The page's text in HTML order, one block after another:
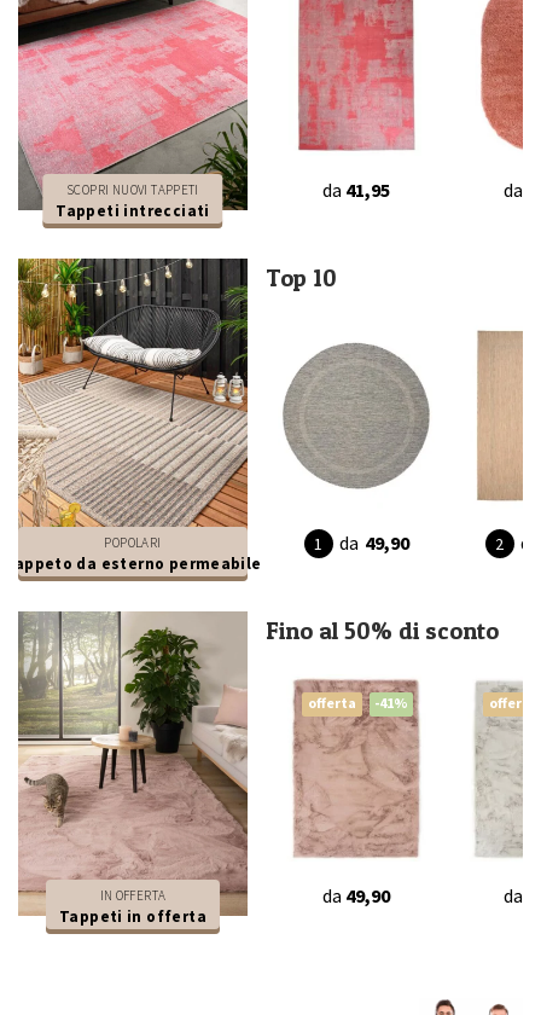
SCOPRI NUOVI TAPPETI
Tappeti intrecciati
da 41,95 da
POPOLARI
Tappeto da esterno permeabile
Top 10
da 49,90 da
IN OFFERTA
Tappeti in offerta
Fino al 50% di sconto
offerta -41%
da 49,90
offerta
da